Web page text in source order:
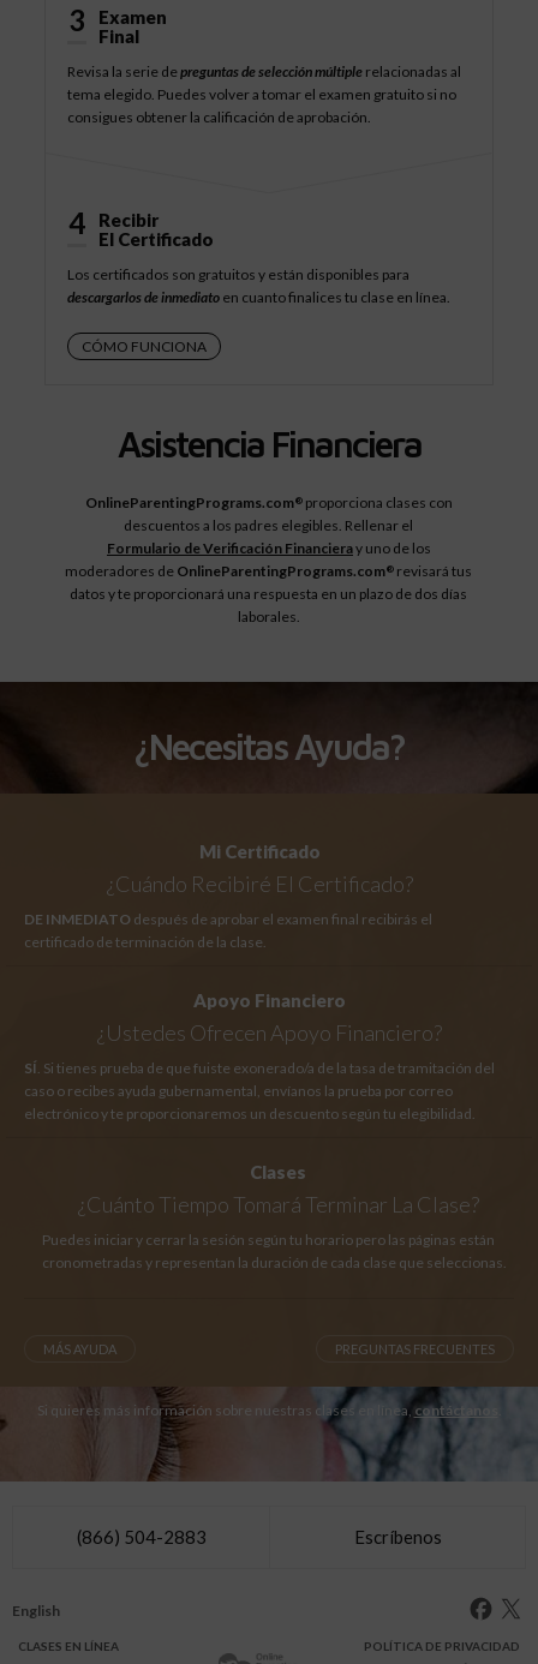
3
Examen
Final
Revisa la serie depreguntas de selección múltiple relacionadas al
tema elegido. Puedes volver a tomar el examen gratuito si no
consigues obtener la calificación de aprobación.
4
Recibir
El Certificado
Los certificados son gratuitos y están disponibles para
descargarlos de inmediato en cuanto finalices tu clase en línea.
CÓMO FUNCIONA
Asistencia Financiera
OnlineParentingPrograms.com®proporciona clases con
descuentos a los padres elegibles. Rellenar el
Formulario de Verificación Financieray uno de los
moderadores de OnlineParentingPrograms.com® revisará tus
datos y te proporcionará una respuesta en un plazo de dos días
laborales.
¿Necesitas Ayuda?
Mi Certificado
¿Cuándo Recibiré El Certificado?
DE INMEDIATO después de aprobar el examen final recibirás el
certificado de terminación de la clase.
Apoyo Financiero
¿Ustedes Ofrecen Apoyo Financiero?
SÍ. Si tienes prueba de que fuiste exonerado/a de la tasa de tramitación del
caso o recibes ayuda gubernamental, envíanos la prueba por correo
electrónico y te proporcionaremos un descuento según tu elegibilidad.
Clases
¿Cuánto Tiempo Tomará Terminar La Clase?
Puedes iniciar y cerrar la sesión según tu horario pero las páginas están
cronometradas y representan la duración de cada clase que seleccionas.
MÁS AYUDA PREGUNTAS FRECUENTES
Si quieres más información sobre nuestras clases en línea, contáctanos
(866) 504-2883 Escríbenos
English
CLASES EN LÍNEA
POLÍTICA DE PRIVACIDAD